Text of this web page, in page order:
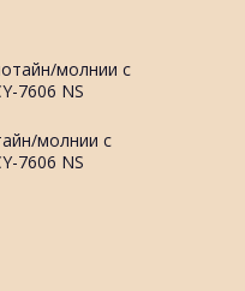
молнии с
7606 NS